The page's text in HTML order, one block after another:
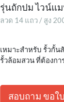
รุ่นถักปม ไวน์แ
ลวด 14 แถว / สูง
เหมาะสำหรับ รั้วกั้น
รั้วล้อมสวน ที่ต้องกา
สอบถาม ขอใ